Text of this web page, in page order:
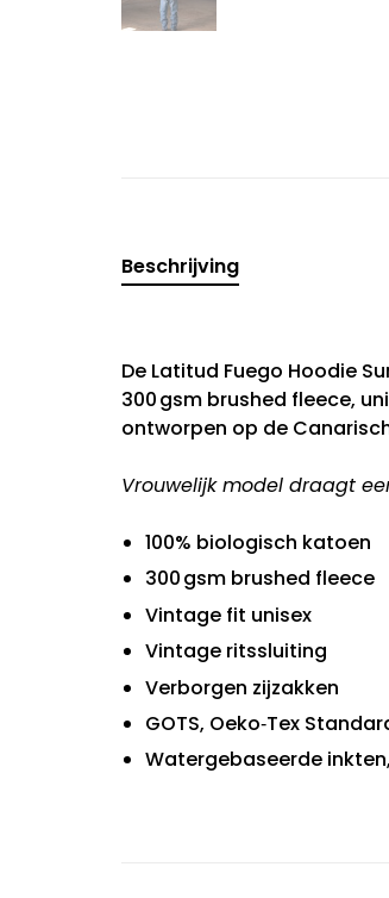
Beschrijving
De Latitud Fuego Hoodie
300 gsm brushed fleece,
ontworpen op de
Vrouwelijk model draagt
100% biologisch katoen
300 gsm brushed fleece
Vintage fit unisex
Vintage ritssluiting
Verborgen zijzakken
GOTS, Oeko‑Tex
Watergebaseerde